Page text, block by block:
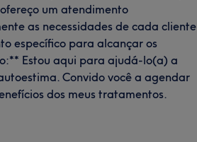
um atendimento
as necessidades de cada cliente
específico para alcançar os
Estou aqui para ajudá-lo(a) a
Convido você a agendar
dos meus tratamentos.